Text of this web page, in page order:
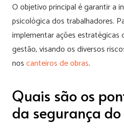
O objetivo principal é garantir a
psicológica dos trabalhadores.
implementar ações estratégicas
gestão, visando os diversos
noscanteiros de obras.
Quais são os
da segurança